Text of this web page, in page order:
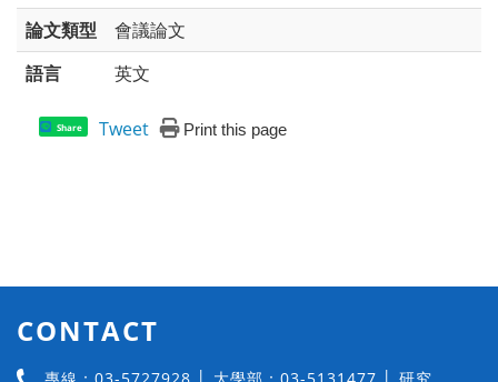
論文類型
會議論文
語言
英文
Share Tweet Print this page
CONTACT